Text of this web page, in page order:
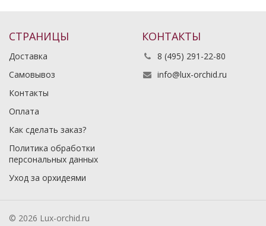
СТРАНИЦЫ
Доставка
Самовывоз
Контакты
Оплата
Как сделать заказ?
Политика обработки
персональных данных
Уход за орхидеями
КОНТАКТЫ
8 (495) 291-22-80
info@lux-orchid.ru
© 2026 Lux-orchid.ru